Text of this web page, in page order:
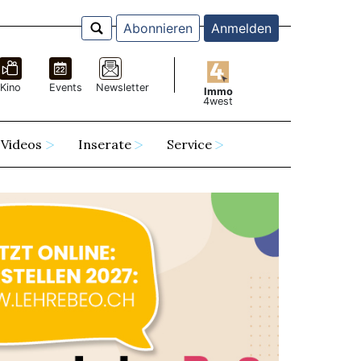
Abonnieren Anmelden
Kino Events Newsletter
Immo
4west
Videos Inserate Service